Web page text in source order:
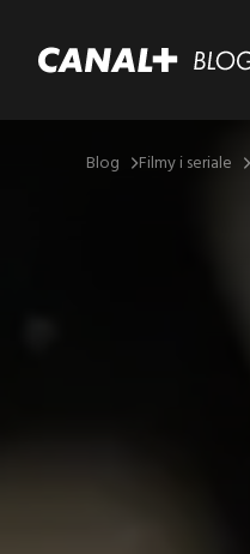
Blog Filmy i seriale